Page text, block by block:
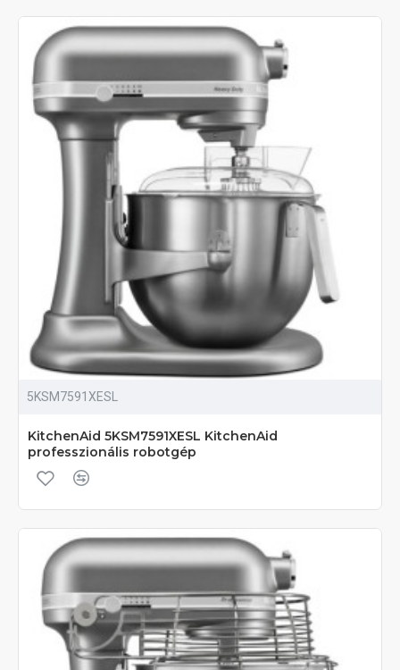
5KSM7591XESL
KitchenAid 5KSM7591XESL KitchenAid
professzionális robotgép